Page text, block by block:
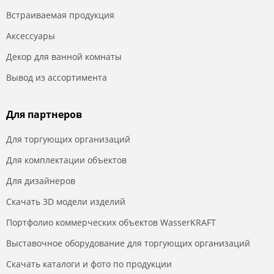
Встраиваемая продукция
Аксессуары
Декор для ванной комнаты
Вывод из ассортимента
Для партнеров
Для торгующих организаций
Для комплектации объектов
Для дизайнеров
Скачать 3D модели изделий
Портфолио коммерческих объектов WasserKRAFT
Выставочное оборудование для торгующих организаций
Скачать каталоги и фото по продукции